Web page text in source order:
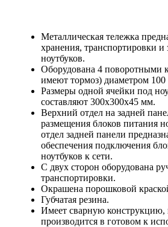
Металлическая тележка
хранения, транспортировки и
ноутбуков.
Оборудована 4 поворотными
имеют тормоз) диаметром
Размеры одной ячейки под
составляют 300х300х45 мм.
Верхний отдел на задней
размещения блоков питания
отдел задней панели
обеспечения подключения
ноутбуков к сети.
С двух сторон оборудована
транспортировки.
Окрашена порошковой
Губчатая резина.
Имеет сварную конструкцию,
производится в готовом к